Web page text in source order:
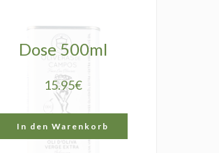
Dose 500ml
15.95€
In den Warenkorb